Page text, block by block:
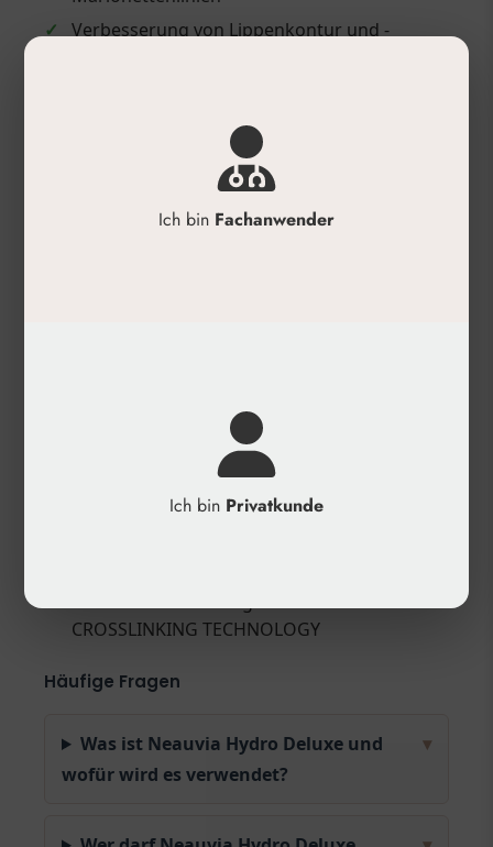
✓
Verbesserung von Lippenkontur und -
Zur tiefen Hydratation von Gesicht, Hals,
Dekolleté und Händen
Für die Rekonstruktion von verlorenem
Hersteller: Neauvia
Kategorie: Dermal-Filler
CROSSLINKING TECHNOLOGY
Häufige Fragen
▾
Was ist Neauvia Hydro Deluxe und
wofür wird es verwendet?
Ich bin Fachanwender
Ich bin Privatkunde